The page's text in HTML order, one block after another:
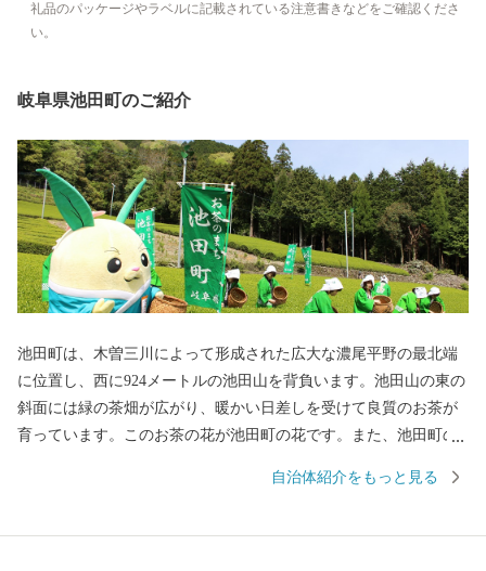
礼品のパッケージやラベルに記載されている注意書きなどをご確認くださ
い。
岐阜県池田町のご紹介
池田町は、木曽三川によって形成された広大な濃尾平野の最北端
に位置し、西に924メートルの池田山を背負います。池田山の東の
斜面には緑の茶畑が広がり、暖かい日差しを受けて良質のお茶が
育っています。このお茶の花が池田町の花です。また、池田町の
に有名で、国の史跡名勝・天然記念物であり、全国の桜百選に指
自治体紹介をもっと見る